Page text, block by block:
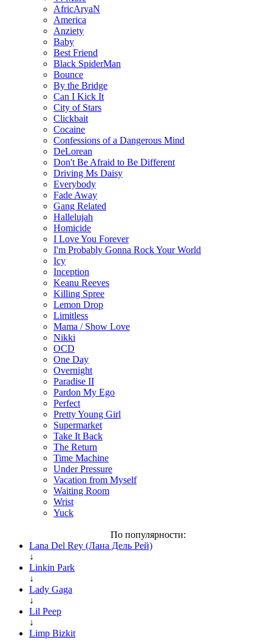
AfricAryaN
America
Anziety
Baby
Best Friend
Black SpiderMan
Bounce
By the Bridge
Can I Kick It
City of Stars
Clickbait
Cocaine
Confessions of a Dangerous Mind
DeLorean
Don't Be Afraid to Be Different
Driving Ms Daisy
Everybody
Fade Away
Gang Related
Hallelujah
Homicide
I Love You Forever
I'm Probably Gonna Rock Your World
Icy
Inception
Keanu Reeves
Killing Spree
Lemon Drop
Limitless
Mama / Show Love
Nikki
OCD
One Day
Overnight
Paradise II
Pardon My Ego
Perfect
Pretty Young Girl
Supermarket
Take It Back
The Return
Time Machine
Under Pressure
Vacation from Myself
Waiting Room
Wrist
Yuck
По популярности:
Lana Del Rey (Лана Дель Рей)
↓
Linkin Park
↓
Lady Gaga
↓
Lil Peep
↓
Limp Bizkit